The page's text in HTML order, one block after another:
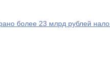
более 23 млрд рублей